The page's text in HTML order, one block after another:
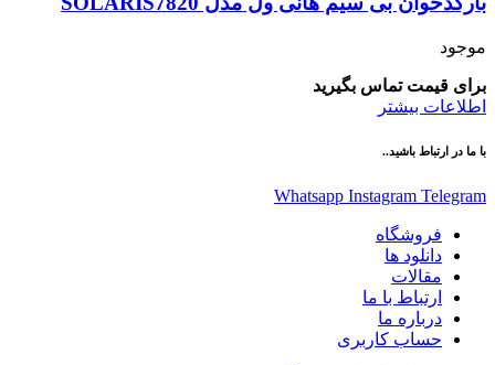
موجود
برای قیمت تماس بگیرید
اطلاعات بیشتر
با ما در ارتباط باشید..
Whatsapp Instagram Telegram
فروشگاه
دانلود ها
مقالات
ارتباط با ما
درباره ما
حساب کاربری